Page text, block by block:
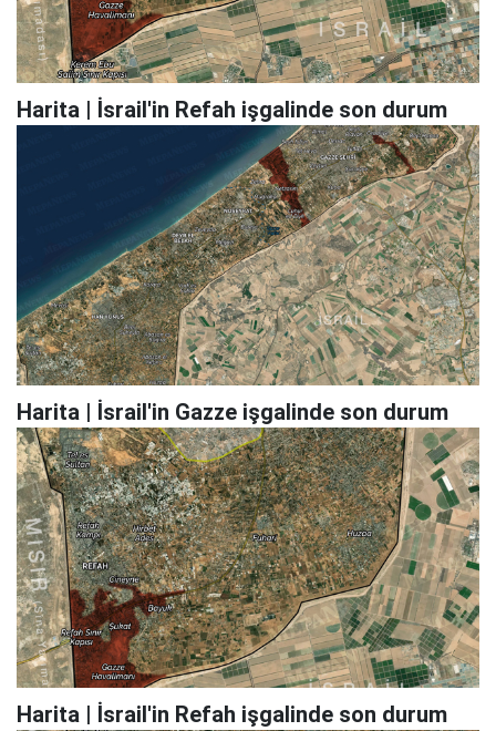
Harita | İsrail'in Refah işgalinde son durum
Harita | İsrail'in Gazze işgalinde son durum
Harita | İsrail'in Refah işgalinde son durum